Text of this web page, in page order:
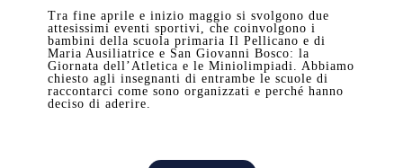
Tra fine aprile e inizio maggio si svolgono due
attesissimi eventi sportivi, che coinvolgono i
bambini della scuola primaria Il Pellicano e di
Maria Ausiliatrice e San Giovanni Bosco: la
Giornata dell’Atletica e le Miniolimpiadi. Abbiamo
chiesto agli insegnanti di entrambe le scuole di
raccontarci come sono organizzati e perché hanno
deciso di aderire.